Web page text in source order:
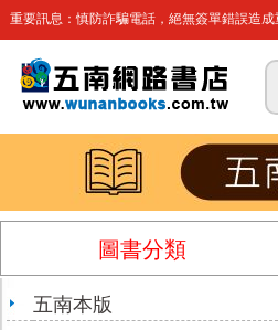
重要訊息：慎防詐騙電話，絕無簽單錯誤造
圖書分類
五南本版